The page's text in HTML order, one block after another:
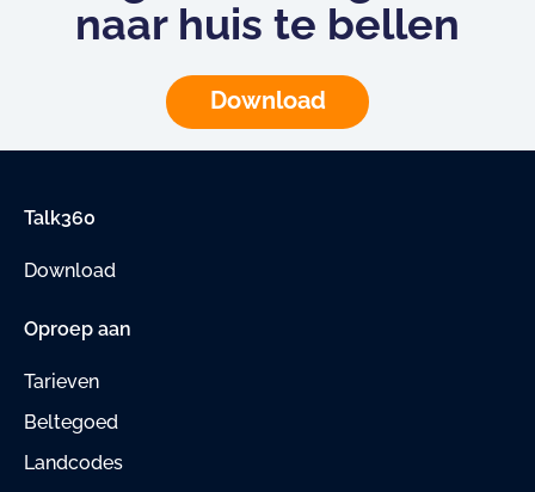
naar huis te bellen
Download
Talk360
Download
Oproep aan
Tarieven
Beltegoed
Landcodes